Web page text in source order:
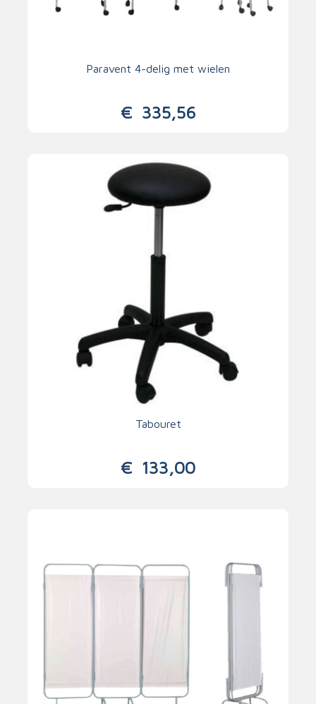
Paravent 4-delig met wielen
€335,56
Tabouret
€ 133,00